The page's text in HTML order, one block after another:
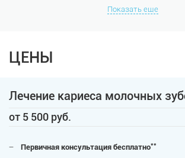
Показать еще
ЦЕНЫ
Лечение кариеса молочных
от 5 500 руб.
Первичная консультация бесплатно**